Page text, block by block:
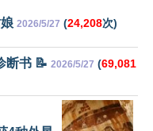
2026/5/27 (24,208次)
断书 📝 2026/5/27 (69,081